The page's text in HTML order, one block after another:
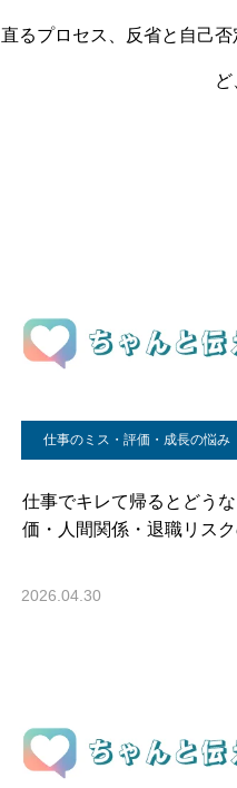
直るプロセス、反省と自己
仕事のミス・評価・成長の悩み
仕事でキレて帰るとどう
価・人間関係・退職リス
2026.04.30